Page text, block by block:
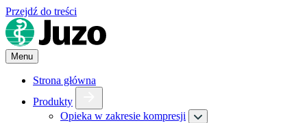
Przejdź do treści
Menu
Strona główna
Produkty
Opieka w zakresie kompresji